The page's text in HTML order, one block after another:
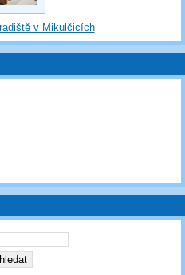
v Mikulčicích